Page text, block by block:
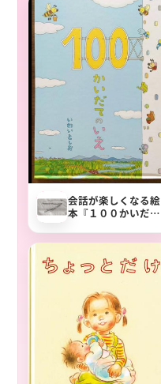
会話が楽しくなる絵
本『１００かいだて